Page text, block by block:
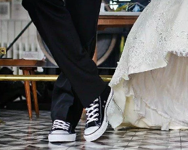
AUTO SVET
STIL
WELLBEING
30
BACK
BMW
BIZLIFE
IZJAVA
WELLBEING
BMW
BIZLIFE
IZJAVA